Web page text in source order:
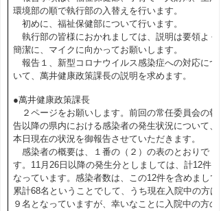
環境部の順で執行部の入替えを行います。
初めに、福祉保健部について行います。
執行部の皆様におかれましては、説明は要領よく
簡潔に、マイクに向かってお願いします。
報告１、新型コロナウイルス感染症への対応につ
いて、萬井健康政策課長の説明を求めます。
●萬井健康政策課長
２ページをお願いします。前回の常任委員会の報
告以降の県内における感染者の発生状況について、
本日現在の状況を御報告させていただきます。
感染者の概要は、１番の（２）の表のとおりで
す。11月26日以降の発生分としましては、計12件と
なっています。感染者数は、この12件を含めまして
累計68名ということでして、うち現在入院中の方は
９名となっていますが、幸いなことに入院中の方の